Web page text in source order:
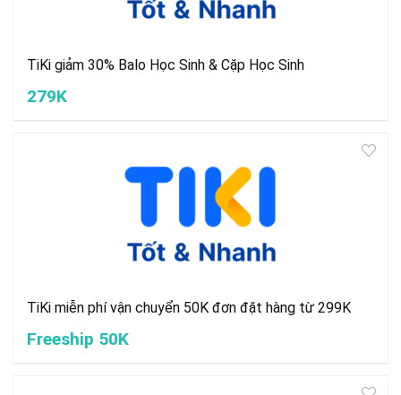
TiKi giảm 30% Balo Học Sinh & Cặp Học Sinh
279K
TiKi miễn phí vận chuyển 50K đơn đặt hàng từ 299K
Freeship 50K